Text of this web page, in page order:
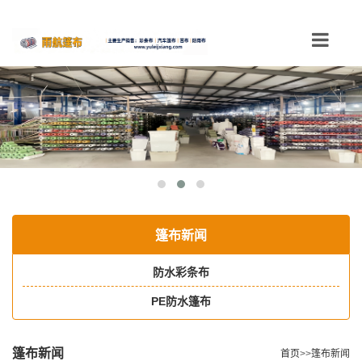
Toggle
篷布新闻
防水彩条布
PE防水篷布
篷布新闻 首页>>篷布新闻